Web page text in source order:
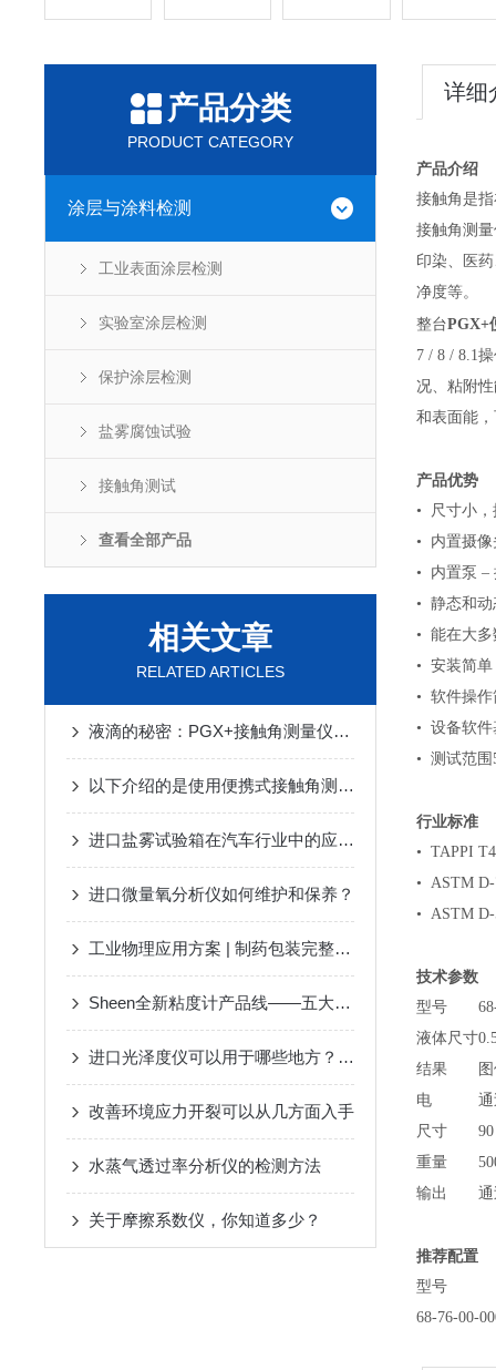
产品分类
PRODUCT CATEGORY
涂层与涂料检测
工业表面涂层检测
实验室涂层检测
保护涂层检测
盐雾腐蚀试验
接触角测试
查看全部产品
相关文章
RELATED ARTICLES
液滴的秘密：PGX+接触角测量仪，精准揭示材料表面特性
以下介绍的是使用便携式接触角测试仪进行测试的一般方法
进口盐雾试验箱在汽车行业中的应用与发展
进口微量氧分析仪如何维护和保养？
工业物理应用方案 | 制药包装完整性及残留氧检测
Sheen全新粘度计产品线——五大产品类型，涵盖全范围粘度测试
进口光泽度仪可以用于哪些地方？使用时我们又需要注意什么？
改善环境应力开裂可以从几方面入手
水蒸气透过率分析仪的检测方法
关于摩擦系数仪，你知道多少？
详细
产品介绍
接触角是
接触角测
印染、医
净度等。
整台PGX+
7 / 8 / 8.1
况、粘附
和表面能
产品优势
• 尺寸小，
• 内置摄像
• 内置泵 –
• 静态和动
• 能在大多
• 安装简单
• 软件操作
• 设备软件
• 测试范围
行业标准
• TAPPI
• ASTM D-
• ASTM D-
技术参数
型号
液体尺寸
结果
电
尺寸
重量
输出
推荐配置
型号
68-76-00-